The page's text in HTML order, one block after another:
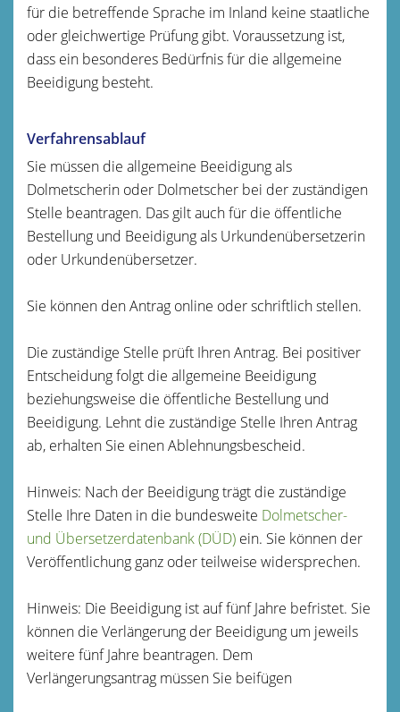
für die betreffende Sprache im Inland keine staatliche
oder gleichwertige Prüfung gibt. Voraussetzung ist,
dass ein besonderes Bedürfnis für die allgemeine
Beeidigung besteht.
Verfahrensablauf
Sie müssen die allgemeine Beeidigung als
Dolmetscherin oder Dolmetscher bei der zuständigen
Stelle beantragen. Das gilt auch für die öffentliche
Bestellung und Beeidigung als Urkundenübersetzerin
oder Urkundenübersetzer.
Sie können den Antrag online oder schriftlich stellen.
Die zuständige Stelle prüft Ihren Antrag. Bei positiver
Entscheidung folgt die allgemeine Beeidigung
beziehungsweise die öffentliche Bestellung und
Beeidigung. Lehnt die zuständige Stelle Ihren Antrag
ab, erhalten Sie einen Ablehnungsbescheid.
Hinweis: Nach der Beeidigung trägt die zuständige
Stelle Ihre Daten in die bundesweite Dolmetscher-
und Übersetzerdatenbank (DÜD) ein. Sie können der
Veröffentlichung ganz oder teilweise widersprechen.
Hinweis: Die Beeidigung ist auf fünf Jahre befristet. Sie
können die Verlängerung der Beeidigung um jeweils
weitere fünf Jahre beantragen. Dem
Verlängerungsantrag müssen Sie beifügen